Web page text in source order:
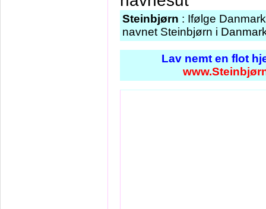
Steinbjørn : Ifølge
navnet Steinbjørn i
Lav nemt en flot